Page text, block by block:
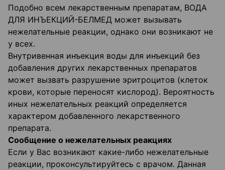
Подобно всем лекарственным препаратам, ВОДА
ДЛЯ ИНЪЕКЦИЙ-БЕЛМЕД может вызывать
нежелательные реакции, однако они возникают не
у всех.
Внутривенная инъекция воды для инъекций без
добавления других лекарственных препаратов
может вызвать разрушение эритроцитов (клеток
крови, которые переносят кислород). Вероятность
иных нежелательных реакций определяется
характером добавленного лекарственного
препарата.
Сообщение о нежелательных реакциях
Если у Вас возникают какие-либо нежелательные
реакции, проконсультируйтесь с врачом. Данная